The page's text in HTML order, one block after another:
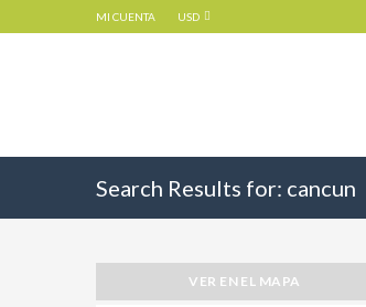
MI CUENTA USD
Search Results for: cancun
VER EN EL MAPA